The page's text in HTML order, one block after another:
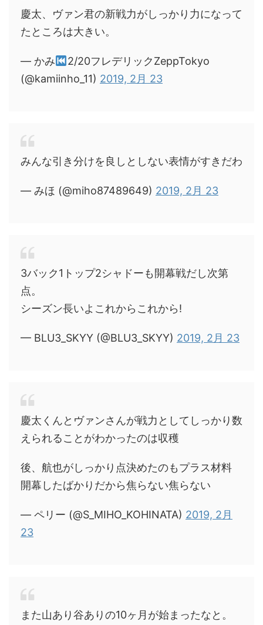
慶太、ヴァン君の新戦力がしっかり力になって
たところは大きい。
— かみ
2/20フレデリックZeppTokyo
(@kamiinho_11) 2019, 2月 23
みんな引き分けを良しとしない表情がすきだわ
— みほ (@miho87489649) 2019, 2月 23
3バック1トップ2シャドーも開幕戦だし次第
点。
シーズン長いよこれからこれから!
— BLU3_SKYY (@BLU3_SKYY) 2019, 2月 23
慶太くんとヴァンさんが戦力としてしっかり数
えられることがわかったのは収穫
後、航也がしっかり点決めたのもプラス材料
開幕したばかりだから焦らない焦らない
— ペリー (@S_MIHO_KOHINATA) 2019, 2月
23
また山あり谷ありの10ヶ月が始まったなと。